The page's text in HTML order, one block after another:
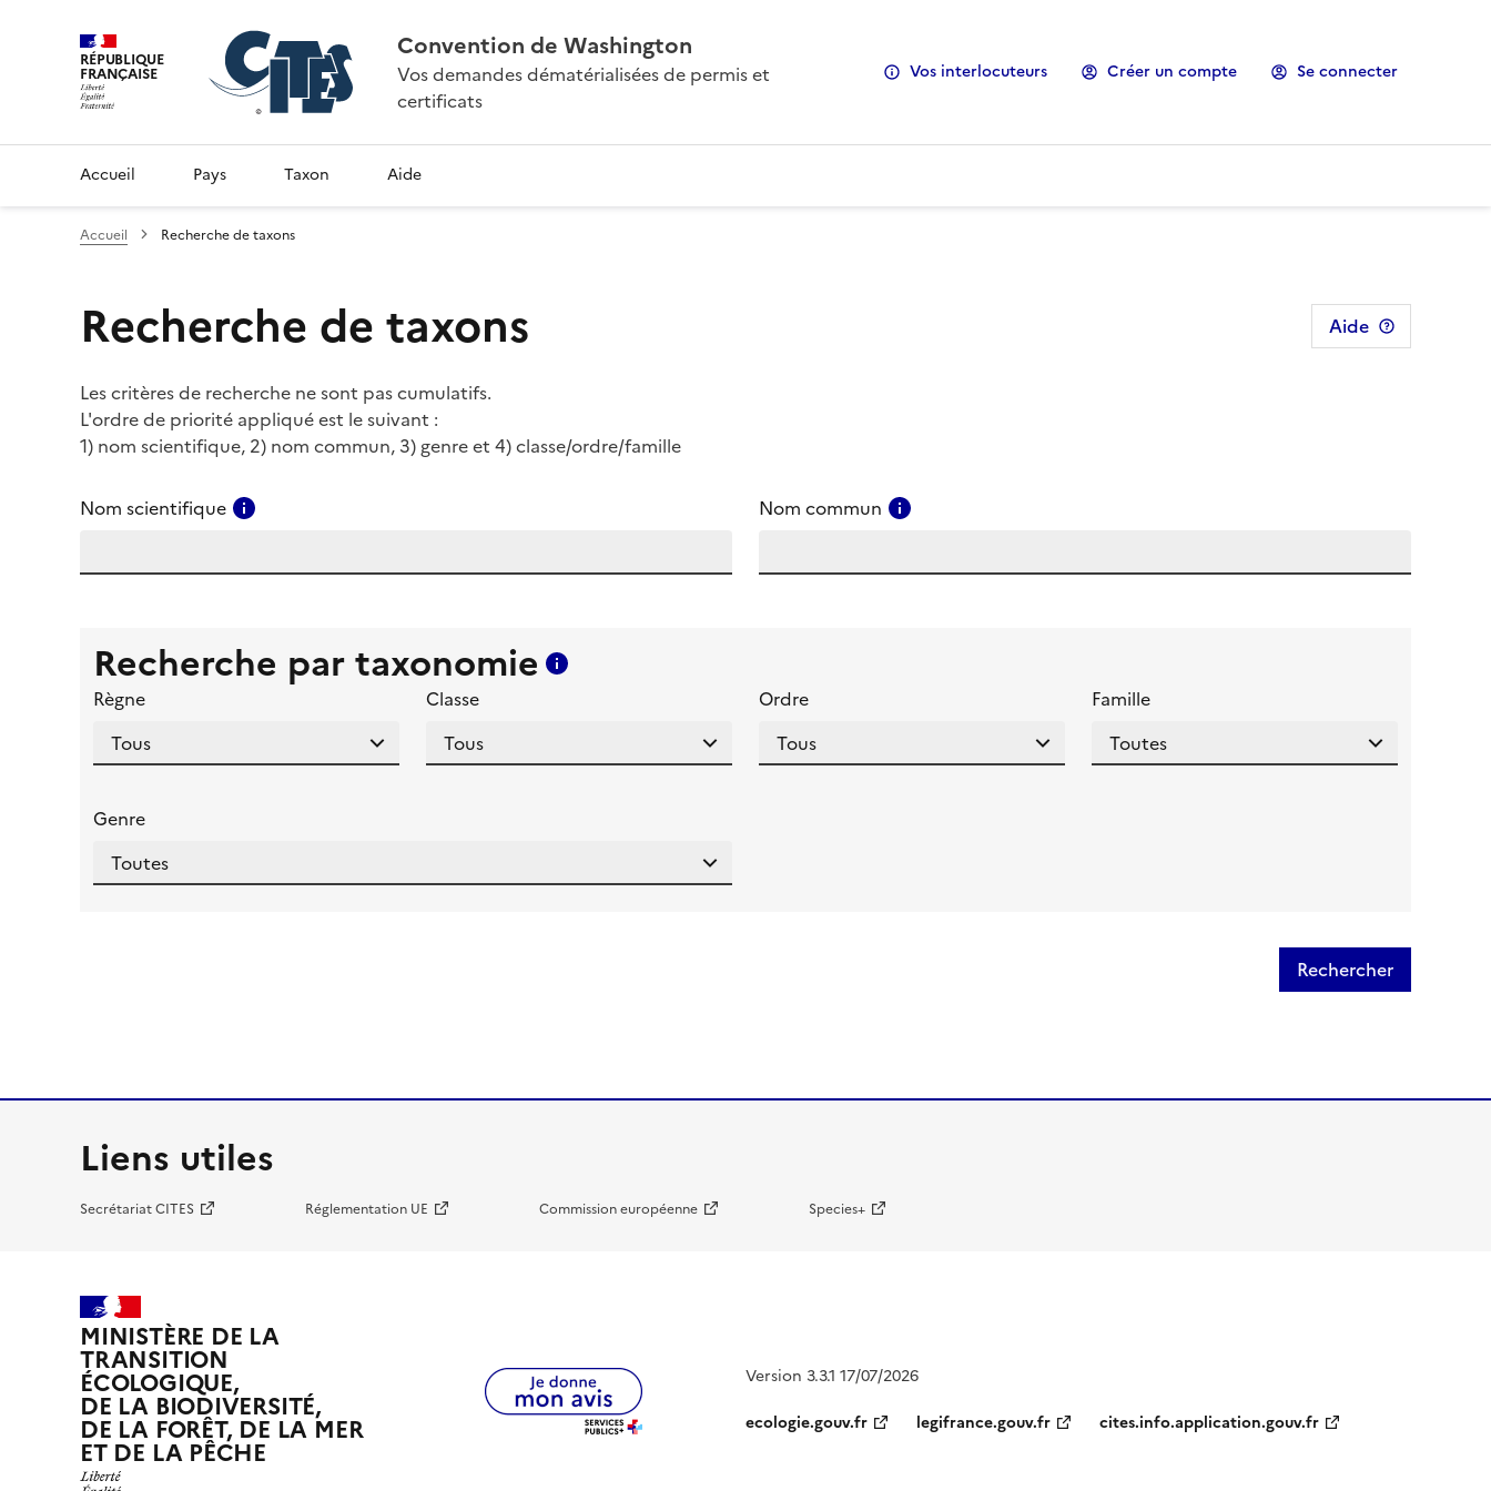
RÉPUBLIQUE
FRANÇAISE
Convention de Washington
Vos demandes dématérialisées de permis et
certificats
Vos interlocuteurs Créer un compte Se connecter
Accueil Pays Taxon Aide
Accueil Recherche de taxons
Recherche de taxons Aide
Les critères de recherche ne sont pas cumulatifs.
L'ordre de priorité appliqué est le suivant :
1) nom scientifique, 2) nom commun, 3) genre et 4) classe/ordre/famille
Nom scientifique Nom commun
Recherche par taxonomie
Règne
Classe Ordre Famille
Genre
Rechercher
Liens utiles
Secrétariat CITES Réglementation UE Commission européenne Species+
MINISTÈRE DE LA
TRANSITION
ÉCOLOGIQUE,
DE LA BIODIVERSITÉ,
DE LA FORÊT, DE LA MER
ET DE LA PÊCHE
Version 3.3.1 17/07/2026
ecologie.gouv.fr
legifrance.gouv.fr cites.info.application.gouv.fr